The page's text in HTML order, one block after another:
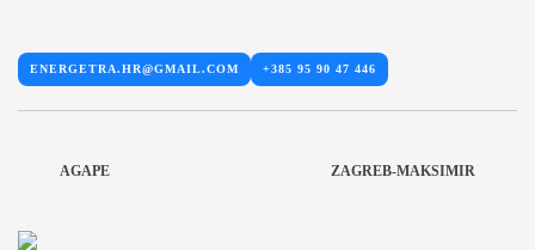
ENERGETRA.HR@GMAIL.COM +385 95 90 47 446
AGAPE ZAGREB-MAKSIMIR